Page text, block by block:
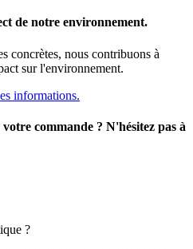
de notre environnement.
concrètes, nous contribuons à
sur l'environnement.
informations.
commande ? N'hésitez pas à
?